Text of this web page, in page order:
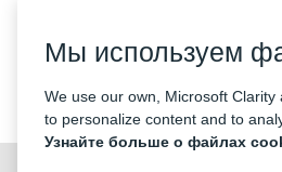
Мы используем
We use our own, Microsoft
to personalize content and to
Узнайте больше о файлах